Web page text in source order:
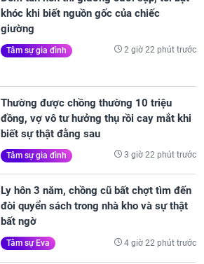
khóc khi biết nguồn gốc của chiếc
giường
Tâm sự gia đình 2 giờ 22 phút trước
Thường được chồng thường 10 triệu
đồng, vợ vô tư hưởng thụ rồi cay mắt khi
biết sự thật đằng sau
Tâm sự gia đình 3 giờ 22 phút trước
Ly hôn 3 năm, chồng cũ bất chợt tìm đến
đòi quyển sách trong nhà kho và sự thật
bất ngờ
Tâm sự Eva 4 giờ 22 phút trước